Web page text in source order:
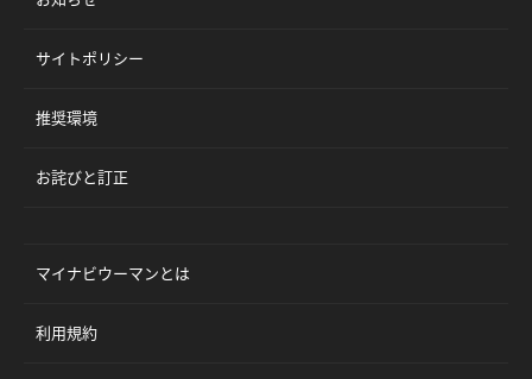
サイトポリシー
推奨環境
お詫びと訂正
マイナビウーマンとは
利用規約